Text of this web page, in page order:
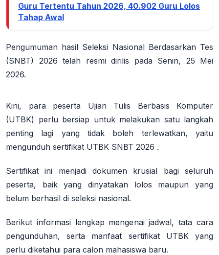
Guru Tertentu Tahun 2026, 40.902 Guru Lolos
Tahap Awal
Pengumuman hasil Seleksi Nasional Berdasarkan Tes
(SNBT) 2026 telah resmi dirilis pada Senin, 25 Mei
2026.
Kini, para peserta Ujian Tulis Berbasis Komputer
(UTBK) perlu bersiap untuk melakukan satu langkah
penting lagi yang tidak boleh terlewatkan, yaitu
mengunduh sertifikat UTBK SNBT 2026 .
Sertifikat ini menjadi dokumen krusial bagi seluruh
peserta, baik yang dinyatakan lolos maupun yang
belum berhasil di seleksi nasional.
Berikut informasi lengkap mengenai jadwal, tata cara
pengunduhan, serta manfaat sertifikat UTBK yang
perlu diketahui para calon mahasiswa baru.